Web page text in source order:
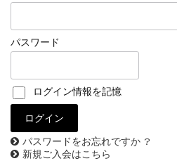
パスワード
ログイン情報を記憶
パスワードをお忘れですか ?
新規ご入会はこちら